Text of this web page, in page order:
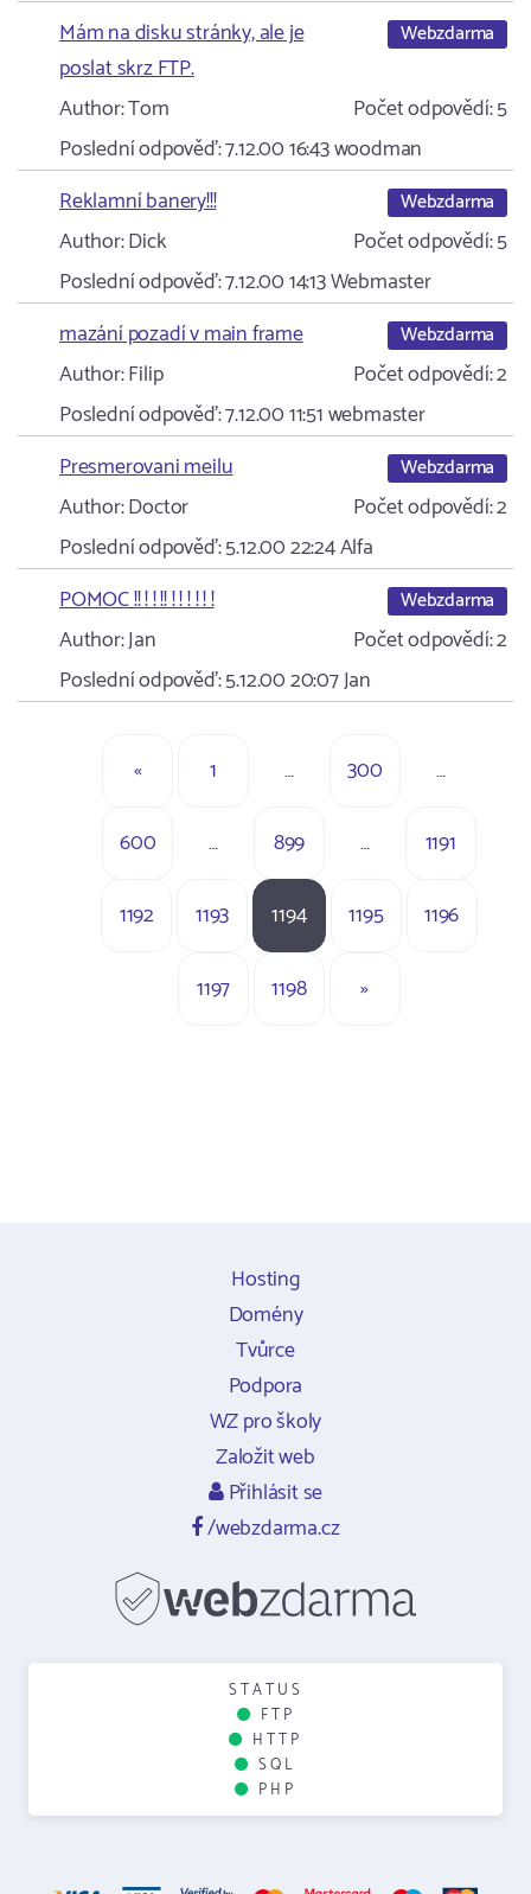
Mám na disku stránky, ale je
poslat skrz FTP.
Webzdarma
Author:Tom Počet odpovědí:5
Poslední odpověď:7.12.00 16:43woodman
Reklamní banery!!!
Webzdarma
Author:Dick Počet odpovědí:5
Poslední odpověď:7.12.00 14:13Webmaster
mazání pozadí v main frame
Webzdarma
Author:Filip Počet odpovědí:2
Poslední odpověď:7.12.00 11:51webmaster
Presmerovani meilu
Webzdarma
Author:Doctor Počet odpovědí:2
Poslední odpověď:5.12.00 22:24Alfa
POMOC !! ! ! !! ! ! ! ! ! !
Webzdarma
Author:Jan Počet odpovědí:2
Poslední odpověď:5.12.00 20:07Jan
« 1 … 300 …
600 … 899 … 1191
1192 1193 1194 1195 1196
1197 1198 »
Hosting
Domény
Tvůrce
Podpora
WZ pro školy
Založit web
Přihlásit se
/webzdarma.cz
STATUS
FTP
HTTP
SQL
PHP